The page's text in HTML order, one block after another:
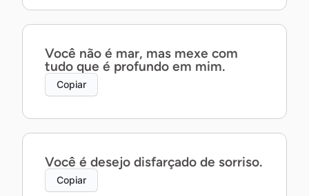
Você não é mar, mas mexe com
tudo que é profundo em mim.
Copiar
Você é desejo disfarçado de sorriso.
Copiar